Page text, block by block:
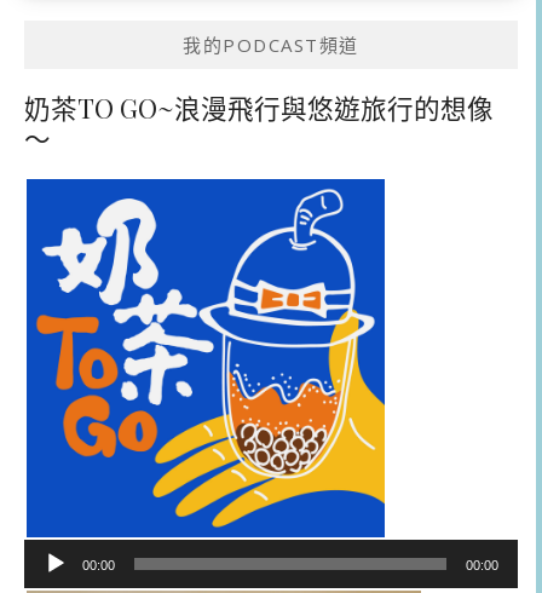
我的PODCAST頻道
奶茶TO GO~浪漫飛行與悠遊旅行的想像
～
00:00 00:00